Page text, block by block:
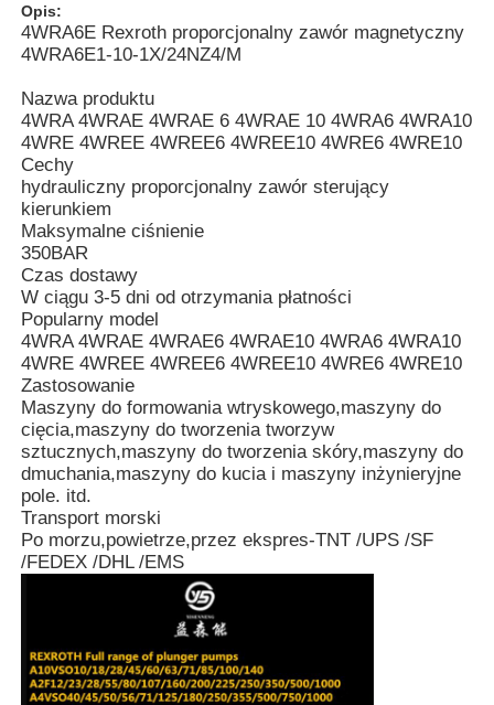
Do domu
Produkty
Filmy
O nas
Wycieczka po fabryce
Skontaktuj się z nami
Opis:
4WRA6E Rexroth proporcjonalny zawór magnetyczny
4WRA6E1-10-1X/24NZ4/M
Nazwa produktu
4WRA 4WRAE 4WRAE 6 4WRAE 10 4WRA6 4WRA10
4WRE 4WREE 4WREE6 4WREE10 4WRE6 4WRE10
Cechy
hydrauliczny proporcjonalny zawór sterujący
kierunkiem
Maksymalne ciśnienie
350BAR
Czas dostawy
W ciągu 3-5 dni od otrzymania płatności
Popularny model
4WRA 4WRAE 4WRAE6 4WRAE10 4WRA6 4WRA10
4WRE 4WREE 4WREE6 4WREE10 4WRE6 4WRE10
Zastosowanie
Maszyny do formowania wtryskowego,maszyny do
cięcia,maszyny do tworzenia tworzyw
sztucznych,maszyny do tworzenia skóry,maszyny do
dmuchania,maszyny do kucia i maszyny inżynieryjne
pole. itd.
Transport morski
Po morzu,powietrze,przez ekspres-TNT /UPS /SF
/FEDEX /DHL /EMS